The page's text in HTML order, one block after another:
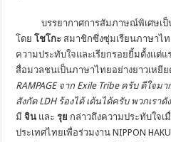
บรรยากาศการสัมภาษณ์พิเศษเป็น
โดยโชโกะ สมาชิกซึ่งซุ่มเรียนภาษาไ
ความประทับใจและเรียกรอยยิ้มตั้งแต่
สื่อมวลชนเป็นภาษาไทยอย่างยาวเหยีย
RAMPAGE จาก Exile Tribe ครับ ดีใจมา
สังกัด LDH ร้องได้ เต้นได้ครับ พวกเรา
มีจิน และรุย กล่าวถึงความประทับใจเ
ประเทศไทยเพื่อร่วมงาน NIPPON